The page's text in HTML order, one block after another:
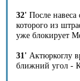
32' После навеса
которого из
уже блокирует
31' Актюркоглу
ближний угол -